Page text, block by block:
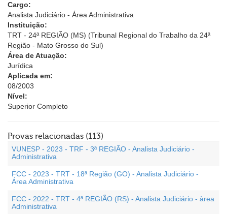
Cargo:
Analista Judiciário - Área Administrativa
Instituição:
TRT - 24ª REGIÃO (MS) (Tribunal Regional do Trabalho da 24ª
Região - Mato Grosso do Sul)
Área de Atuação:
Jurídica
Aplicada em:
08/2003
Nível:
Superior Completo
Provas relacionadas (113)
VUNESP - 2023 - TRF - 3ª REGIÃO - Analista Judiciário -
Administrativa
FCC - 2023 - TRT - 18ª Região (GO) - Analista Judiciário -
Área Administrativa
FCC - 2022 - TRT - 4ª REGIÃO (RS) - Analista Judiciário - àrea
Administrativa